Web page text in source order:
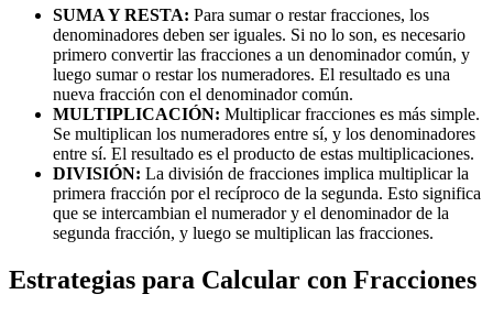
SUMA Y RESTA: Para sumar o restar fracciones, los
denominadores deben ser iguales. Si no lo son, es necesario
primero convertir las fracciones a un denominador común, y
luego sumar o restar los numeradores. El resultado es una
nueva fracción con el denominador común.
MULTIPLICACIÓN: Multiplicar fracciones es más simple.
Se multiplican los numeradores entre sí, y los denominadores
entre sí. El resultado es el producto de estas multiplicaciones.
DIVISIÓN: La división de fracciones implica multiplicar la
primera fracción por el recíproco de la segunda. Esto significa
que se intercambian el numerador y el denominador de la
segunda fracción, y luego se multiplican las fracciones.
Estrategias para Calcular con Fracciones